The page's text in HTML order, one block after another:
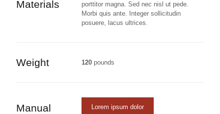
Materials
porttitor magna. Sed nec nisl ut pede.
Morbi quis ante. Integer sollicitudin
posuere, lacus ultrices.
Weight 120 pounds
Manual Lorem ipsum dolor